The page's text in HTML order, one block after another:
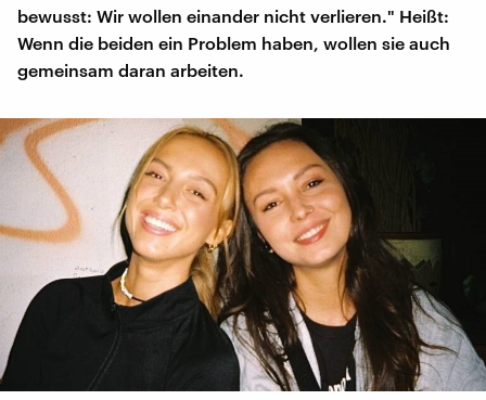
bewusst: Wir wollen einander nicht verlieren." Heißt:
Wenn die beiden ein Problem haben, wollen sie auch
gemeinsam daran arbeiten.